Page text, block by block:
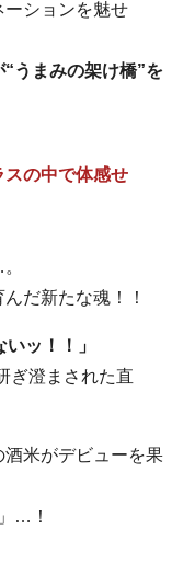
ーションを魅せ
“うまみの架け橋”を
の中で体感せ
だ新たな魂！！
ッ！！」
ぎ澄まされた直
米がデビューを果
…！